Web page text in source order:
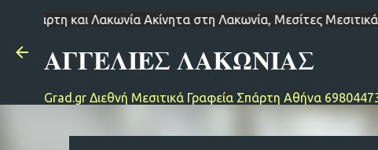
Λακωνία, Μεσίτες Μεσιτικά Γραφεια Σπάρτη
ΑΓΓΕΛΙΕΣ ΛΑΚΩΝΙΑΣ
Grad.gr Διεθνή Μεσιτικά Γραφεία Σπάρτη Αθήνα